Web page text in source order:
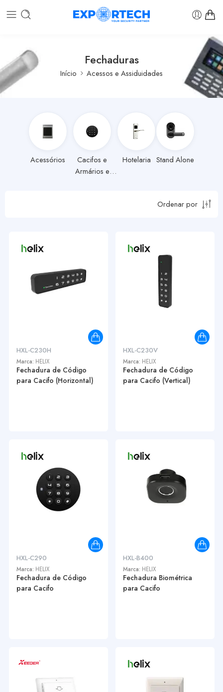
Fechaduras
Início Acessos e Assiduidades
Acessórios
Cacifos e
Armários e
Hotelaria Stand Alone
Ordenar por
HXL-C230H
Marca: HELIX
Fechadura de Código
para Cacifo (Horizontal)
HXL-C230V
Marca: HELIX
Fechadura de Código
para Cacifo (Vertical)
HXL-C290
Marca: HELIX
Fechadura de Código
para Cacifo
HXL-B400
Marca: HELIX
Fechadura Biométrica
para Cacifo